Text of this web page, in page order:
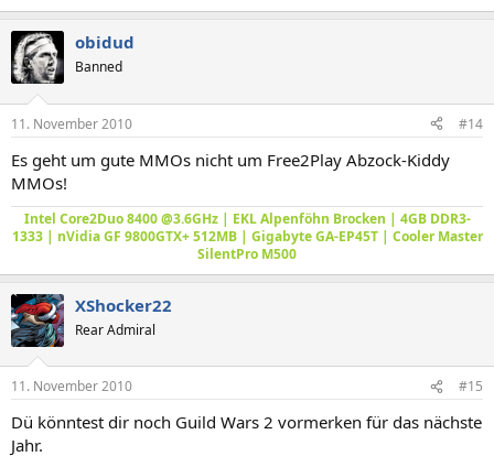
obidud
Banned
11. November 2010 #14
Es geht um gute MMOs nicht um Free2Play Abzock-Kiddy
MMOs!
Intel Core2Duo 8400 @3.6GHz | EKL Alpenföhn Brocken | 4GB DDR3-
1333 | nVidia GF 9800GTX+ 512MB | Gigabyte GA-EP45T | Cooler Master
SilentPro M500​
XShocker22
Rear Admiral
11. November 2010 #15
Dü könntest dir noch Guild Wars 2 vormerken für das nächste
Jahr.